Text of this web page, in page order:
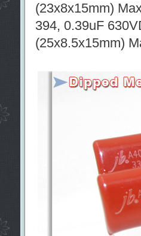
(23x8x15mm)
394, 0.39uF
(25x8.5x15mm)